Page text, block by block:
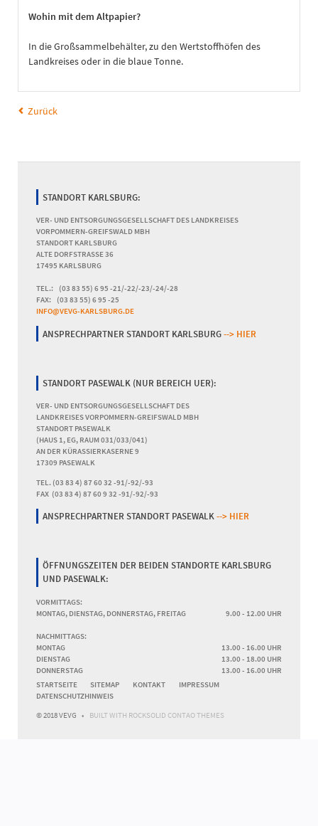
Wohin mit dem Altpapier?
In die Großsammelbehälter, zu den Wertstoffhöfen des
Landkreises oder in die blaue Tonne.
Zurück
STANDORT KARLSBURG:
VER- UND ENTSORGUNGSGESELLSCHAFT DES LANDKREISES
VORPOMMERN-GREIFSWALD MBH
STANDORT KARLSBURG
ALTE DORFSTRASSE 36
17495 KARLSBURG
TEL.: (03 83 55) 6 95 -21/-22/-23/-24/-28
FAX: (03 83 55) 6 95 -25
INFO@VEVG-KARLSBURG.DE
ANSPRECHPARTNER STANDORT KARLSBURG--> HIER
STANDORT PASEWALK (NUR BEREICH UER):
VER- UND ENTSORGUNGSGESELLSCHAFT DES
LANDKREISES VORPOMMERN-GREIFSWALD MBH
STANDORT PASEWALK
(HAUS 1, EG, RAUM 031/033/041)
AN DER KÜRASSIERKASERNE 9
17309 PASEWALK
TEL. (03 83 4) 87 60 32 -91/-92/-93
FAX (03 83 4) 87 60 9 32 -91/-92/-93
ANSPRECHPARTNER STANDORT PASEWALK--> HIER
ÖFFNUNGSZEITEN DER BEIDEN STANDORTE KARLSBURG
UND PASEWALK:
VORMITTAGS:
MONTAG, DIENSTAG, DONNERSTAG, FREITAG
9.00 - 12.00 UHR
NACHMITTAGS:
MONTAG
13.00 - 16.00 UHR
DIENSTAG
13.00 - 18.00 UHR
DONNERSTAG
13.00 - 16.00 UHR
NAVIGATION
ÜBERSPRINGEN
STARTSEITE SITEMAP KONTAKT
IMPRESSUM
DATENSCHUTZHINWEIS
© 2018 VEVG
BUILT WITH ROCKSOLID CONTAO THEMES